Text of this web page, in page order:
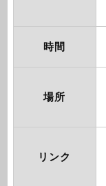
時間
場所
リンク